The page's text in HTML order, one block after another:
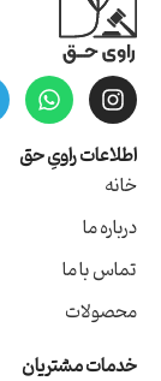
اطلاعات راویِ حق
خانه
درباره ما
تماس با ما
محصولات
خدمات مشتریان